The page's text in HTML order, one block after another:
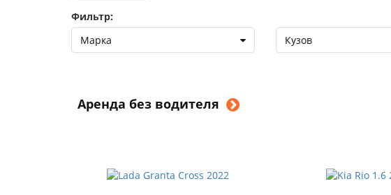
Аренда без водителя
Фильтр:
Марка
Кузов